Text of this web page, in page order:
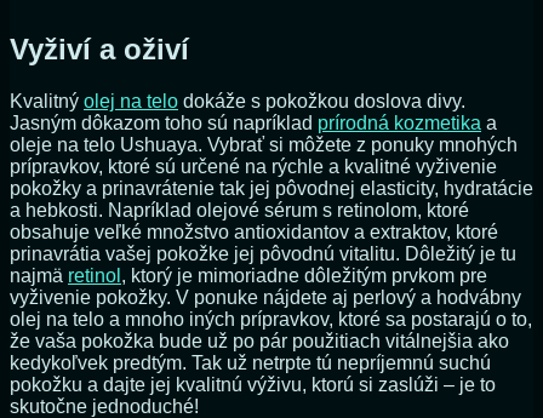
Vyživí a oživí
Kvalitný olej na telo dokáže s pokožkou doslova divy.
Jasným dôkazom toho sú napríklad prírodná kozmetika a
oleje na telo Ushuaya. Vybrať si môžete z ponuky mnohých
prípravkov, ktoré sú určené na rýchle a kvalitné vyživenie
pokožky a prinavrátenie tak jej pôvodnej elasticity, hydratácie
a hebkosti. Napríklad olejové sérum s retinolom, ktoré
obsahuje veľké množstvo antioxidantov a extraktov, ktoré
prinavrátia vašej pokožke jej pôvodnú vitalitu. Dôležitý je tu
najmä retinol , ktorý je mimoriadne dôležitým prvkom pre
vyživenie pokožky. V ponuke nájdete aj perlový a hodvábny
olej na telo a mnoho iných prípravkov, ktoré sa postarajú o to,
že vaša pokožka bude už po pár použitiach vitálnejšia ako
kedykoľvek predtým. Tak už netrpte tú nepríjemnú suchú
pokožku a dajte jej kvalitnú výživu, ktorú si zaslúži – je to
skutočne jednoduché!